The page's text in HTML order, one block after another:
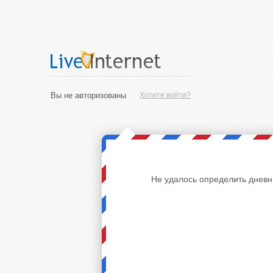
Хотите войти?
Вы не авторизованы
Не удалось определить